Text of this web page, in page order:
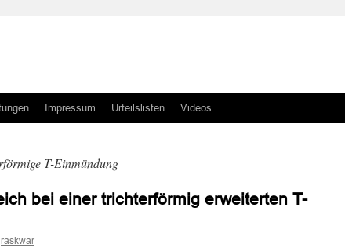
Impressum Urteilslisten Videos
T-Einmündung
bei einer trichterförmig erweiterten T-
raskwar